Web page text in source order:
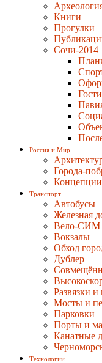
Книги
Прогулки
Сочи-2014
Россия и Мир
Города-
Транспорт
Автобусы
Железная
Вело-СИМ
Вокзалы
Обход
Дублер
Развязки и
Мосты и
Парковки
Порты и
Канатные
Технологии